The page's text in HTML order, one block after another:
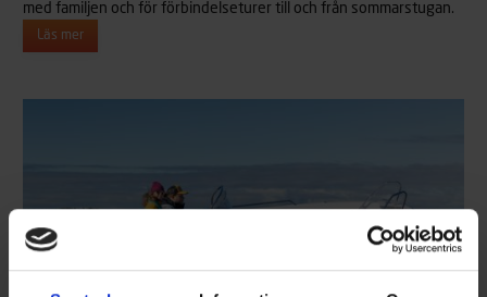
med familjen och för förbindelseturer till och från sommarstugan.
Läs mer